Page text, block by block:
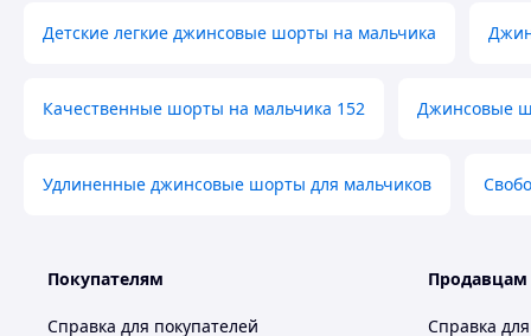
Детские легкие джинсовые шорты на мальчика
Качественные шорты на мальчика 152 Джинсовые
Удлиненные джинсовые шорты для мальчиков
Покупателям
Справка для покупателей
Продавцам
Справка